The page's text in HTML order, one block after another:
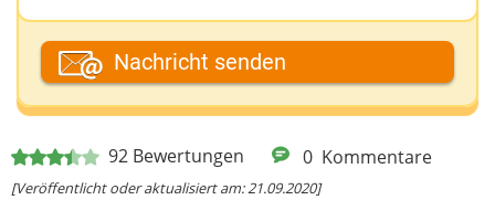
92 Bewertungen 0 Kommentare
[Veröffentlicht oder aktualisiert am: 21.09.2020]
Dein Fantasiename
Deine E-Mail-Adresse (wenn du eine Antwort
möchtest)
Nachricht senden